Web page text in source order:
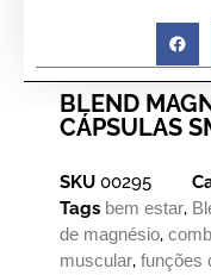
BLEND
CÁPSULAS
SKU 00295
Tags bem estar,
de magnésio,
muscular, funções